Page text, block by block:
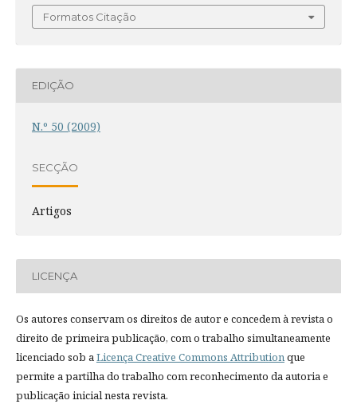
Formatos Citação
EDIÇÃO
N.º 50 (2009)
SECÇÃO
Artigos
LICENÇA
Os autores conservam os direitos de autor e concedem à revista o
direito de primeira publicação, com o trabalho simultaneamente
licenciado sob aLicença Creative Commons Attributionque
permite a partilha do trabalho com reconhecimento da autoria e
publicação inicial nesta revista.